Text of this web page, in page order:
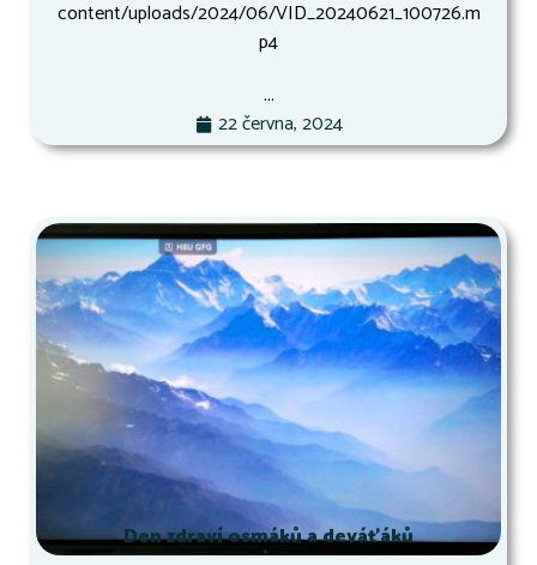
content/uploads/2024/06/VID_20240621_100726.m
p4
...
22 června, 2024
Den zdraví osmáků a deváťáků